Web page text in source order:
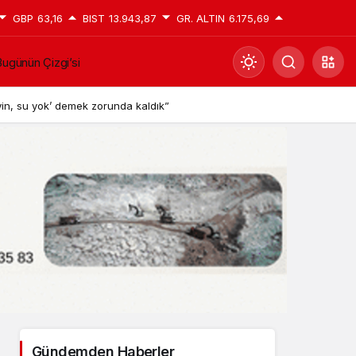
GBP 63,16 BIST 13.943,87 GR. ALTIN 6.175,69
Çizgi’si
Mod
değiştir
Gündüz Modu
Gündüz modunu seçin.
Gece Modu
Gece modunu seçin.
su yok’ demek zorunda kaldık”
Gündemden Haberler